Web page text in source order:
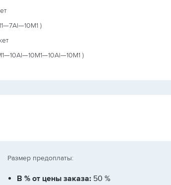
)
)
Размер предоплаты:
В % от цены заказа:50 %